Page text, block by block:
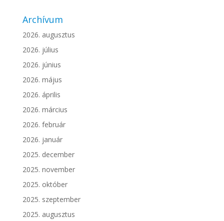
Archívum
2026. augusztus
2026. július
2026. június
2026. május
2026. április
2026. március
2026. február
2026. január
2025. december
2025. november
2025. október
2025. szeptember
2025. augusztus